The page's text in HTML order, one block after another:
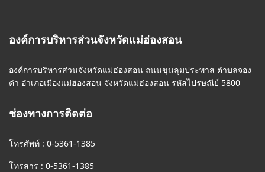
องค์การบริหารส่วนจังหวัดแม่ฮ่องสอน
องค์การบริหารส่วนจังหวัดแม่ฮ่องสอน ถนนขุนลุมประพาส ตำบลจอง
คำ อำเภอเมืองแม่ฮ่องสอน จังหวัดแม่ฮ่องสอน รหัสไปรษณีย์ 5800
ช่องทางการติดต่อ
โทรศัพท์ : 0-5361-1385
โทรสาร : 0-5361-1385